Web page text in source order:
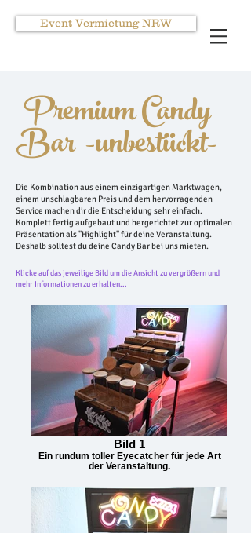
Event Vermietung NRW
Premium Candy
Bar -unbestückt-
Die Kombination aus einem einzigartigen Marktwagen,
einem unschlagbaren Preis und dem hervorragenden
Service machen dir die Entscheidung sehr einfach.
Komplett fertig aufgebaut und hergerichtet zur optimalen
Präsentation als "Highlight" für deine Veranstaltung.
Deshalb solltest du deine Candy Bar bei uns mieten.
Klicke auf das jeweilige Bild um die Ansicht zu vergrößern und
mehr Informationen zu erhalten...
Bild 1
Ein rundum toller Eyecatcher für jede Art
der Veranstaltung.